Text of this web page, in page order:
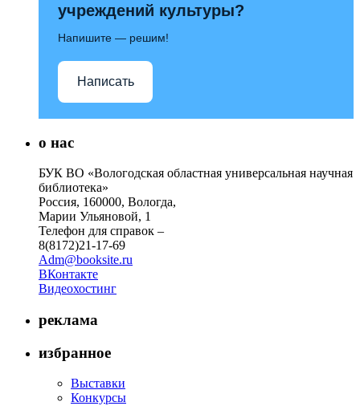
учреждений культуры?
Напишите — решим!
Написать
о нас
БУК ВО «Вологодская областная универсальная научная
библиотека»
Россия, 160000, Вологда,
Марии Ульяновой, 1
Телефон для справок –
8(8172)21-17-69
Adm@booksite.ru
ВКонтакте
Видеохостинг
реклама
избранное
Выставки
Конкурсы